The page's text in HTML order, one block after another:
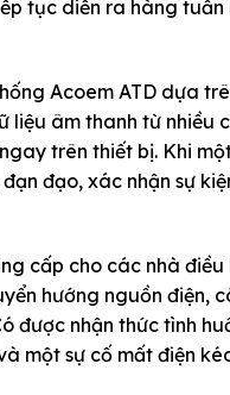
tục diễn ra hàng tuần
Acoem ATD dựa
âm thanh từ nhiều
trên thiết bị. Khi
đạo, xác nhận sự
cấp cho các nhà
hướng nguồn điện,
được nhận thức tình
một sự cố mất điện